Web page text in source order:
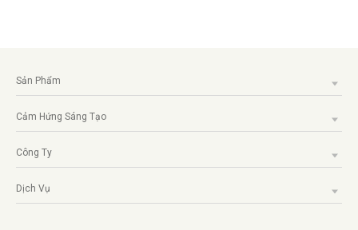
Sản Phẩm
Cảm Hứng Sáng Tạo
Công Ty
Dịch Vụ